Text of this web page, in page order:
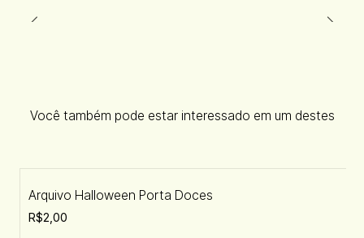
Você também pode estar interessado em um destes
Arquivo Halloween Porta Doces
R$2,00